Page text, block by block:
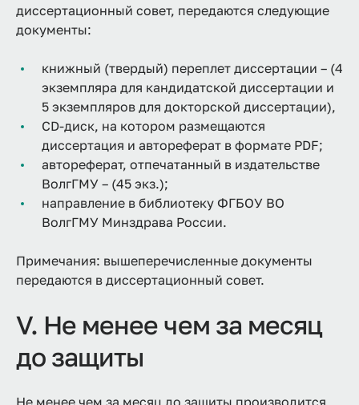
диссертационный совет, передаются следующие
документы:
книжный (твердый) переплет диссертации – (4
экземпляра для кандидатской диссертации и
5 экземпляров для докторской диссертации),
CD-диск, на котором размещаются
диссертация и автореферат в формате PDF;
автореферат, отпечатанный в издательстве
ВолгГМУ – (45 экз.);
направление в библиотеку ФГБОУ ВО
ВолгГМУ Минздрава России.
Примечания: вышеперечисленные документы
передаются в диссертационный совет.
V. Не менее чем за месяц
до защиты
Не менее чем за месяц до защиты производится